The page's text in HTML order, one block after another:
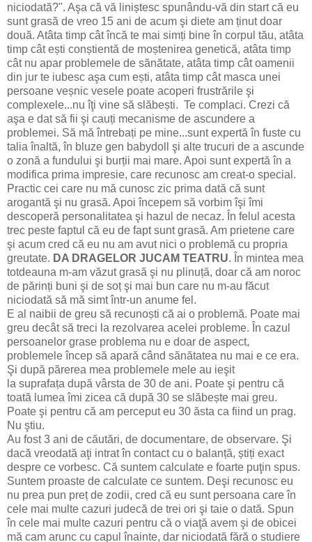
niciodată?". Aşa că vă liniștesc spunându-vă din start că eu
sunt grasă de vreo 15 ani de acum şi diete am ținut doar
două. Atâta timp cât încă te mai simți bine în corpul tău, atâta
timp cât ești conștientă de moștenirea genetică, atâta timp
cât nu apar problemele de sănătate, atâta timp cât oamenii
din jur te iubesc aşa cum ești, atâta timp cât masca unei
persoane veșnic vesele poate acoperi frustrările şi
complexele...nu îţi vine să slăbești. Te complaci. Crezi că
aşa e dat să fii şi cauți mecanisme de ascundere a
problemei. Să mă întrebați pe mine...sunt expertă în fuste cu
talia înaltă, în bluze gen babydoll şi alte trucuri de a ascunde
o zonă a fundului şi burții mai mare. Apoi sunt expertă în a
modifica prima impresie, care recunosc am creat-o special.
Practic cei care nu mă cunosc zic prima dată că sunt
arogantă şi nu grasă. Apoi începem să vorbim îşi îmi
descoperă personalitatea şi hazul de necaz. În felul acesta
trec peste faptul că eu de fapt sunt grasă. Am prietene care
şi acum cred că eu nu am avut nici o problemă cu propria
greutate. DA DRAGELOR JUCAM TEATRU. În mintea mea
totdeauna m-am văzut grasă şi nu plinuță, doar că am noroc
de părinți buni şi de soț şi mai bun care nu m-au făcut
niciodată să mă simt într-un anume fel.
E al naibii de greu să recunoști că ai o problemă. Poate mai
greu decât să treci la rezolvarea acelei probleme. În cazul
persoanelor grase problema nu e doar de aspect,
problemele încep să apară când sănătatea nu mai e ce era.
Şi după părerea mea problemele mele au ieşit
la suprafața după vârsta de 30 de ani. Poate şi pentru că
toată lumea îmi zicea că după 30 se slăbește mai greu.
Poate şi pentru că am perceput eu 30 ăsta ca fiind un prag.
Nu ştiu.
Au fost 3 ani de căutări, de documentare, de observare. Şi
dacă vreodată aţi intrat în contact cu o balanță, știți exact
despre ce vorbesc. Că suntem calculate e foarte puţin spus.
Suntem proaste de calculate ce suntem. Deşi recunosc eu
nu prea pun preț de zodii, cred că eu sunt persoana care în
cele mai multe cazuri judecă de trei ori şi taie o dată. Spun
în cele mai multe cazuri pentru că o viaţă avem şi de obicei
mă cam arunc cu capul înainte, dar niciodată fără o studiere